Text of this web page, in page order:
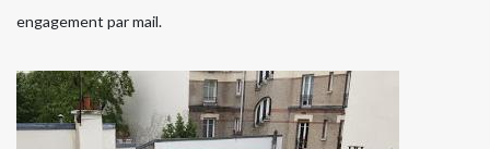
engagement par mail.